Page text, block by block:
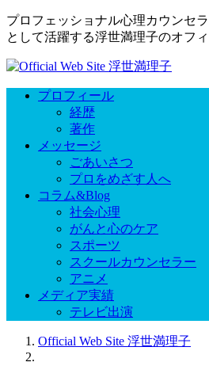
プロフェッショナル心理カウンセ
として活躍する浮世満理子のオフ
プロフィール
経歴
著作
メッセージ
ごあいさつ
プロをめざす人へ
コラム&Blog
社会心理
がんと心のケア
スポーツ
スクールカウンセラー
アニメ
メディア実績
テレビ出演
Official Web Site 浮世満理子